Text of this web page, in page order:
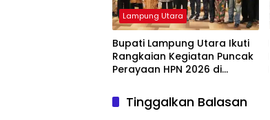
Lampung Utara
Bupati Lampung Utara Ikuti
Rangkaian Kegiatan Puncak
Perayaan HPN 2026 di
Tinggalkan Balasan